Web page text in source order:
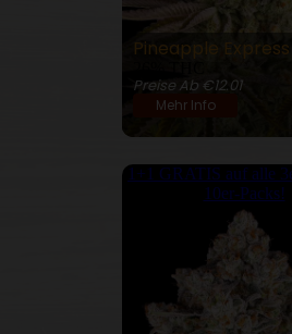
Pineapple Express
Preise Ab €12.01
Mehr Info
1+1 GRATIS auf alle
10er-Packs!